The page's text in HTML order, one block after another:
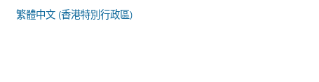
繁體中文 (香港特別行政區)